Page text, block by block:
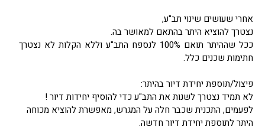
אחרי שעושים שינוי תב"ע,
נצטרך להוציא היתר בהתאם למאושר בה.
ככל שההיתר תואם 100% לנספח התב"ע וללא הקלות לא נצטרך
חתימות שכנים כלל.
פיצול/תוספת יחידת דיור בהיתר:
לא תמיד נצטרך לשנות את התב"ע כדי להוסיף יחידות דיור !
לפעמים, התכנית שכבר חלה על המגרש, מאפשרת להוציא מכוחה
היתר לתוספת יחידת דיור חדשה.